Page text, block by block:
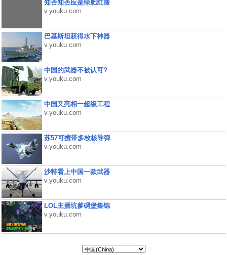
知否知否应是绿肥红瘦
v.youku.com
巴基斯坦获得水下神器
v.youku.com
中国的武器不被认可?
v.youku.com
中国又亮相一超级工程
v.youku.com
苏57可携带多枚核导弹
v.youku.com
沙特看上中国一款武器
v.youku.com
LOL主播坑爹碉堡集锦
v.youku.com